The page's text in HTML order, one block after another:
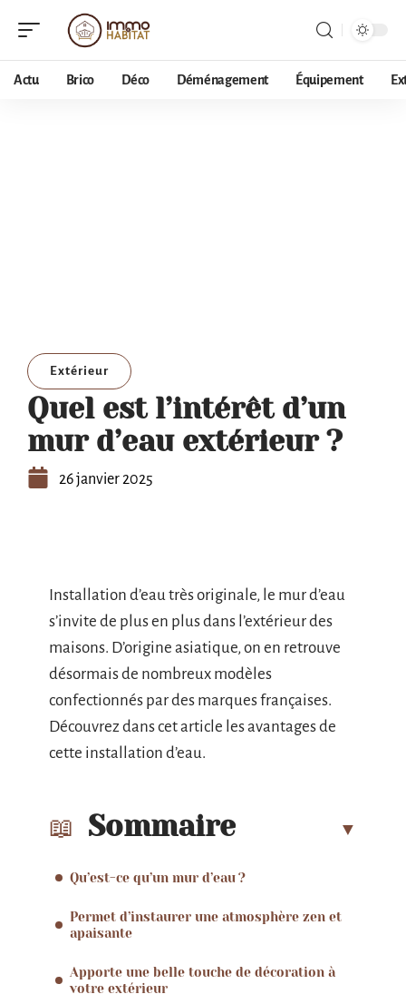
Actu Brico Déco Déménagement Équipement
Extérieur
Quel est l’intérêt d’un
mur d’eau extérieur ?
26 janvier 2025
Installation d’eau très originale, le mur d’eau
s’invite de plus en plus dans l’extérieur des
maisons. D’origine asiatique, on en retrouve
désormais de nombreux modèles
confectionnés par des marques françaises.
Découvrez dans cet article les avantages de
cette installation d’eau.
Sommaire
Qu’est-ce qu’un mur d’eau ?
Permet d’instaurer une atmosphère zen et
apaisante
Apporte une belle touche de décoration à
votre extérieur